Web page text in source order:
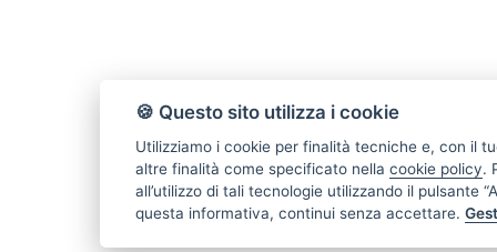
🍪 Questo sito utilizza i cookie
Utilizziamo i cookie per finalità tecniche e, con il
altre finalità come specificato nella cookie policy.
all’utilizzo di tali tecnologie utilizzando il pulsante
questa informativa, continui senza accettare.